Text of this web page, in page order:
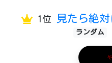
1位 見たら絶
ランダム